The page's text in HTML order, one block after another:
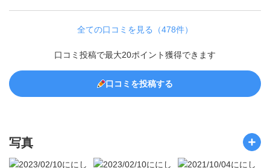
全ての口コミを見る（478件）
口コミ投稿で最大20ポイント獲得できます
口コミを投稿する
写真